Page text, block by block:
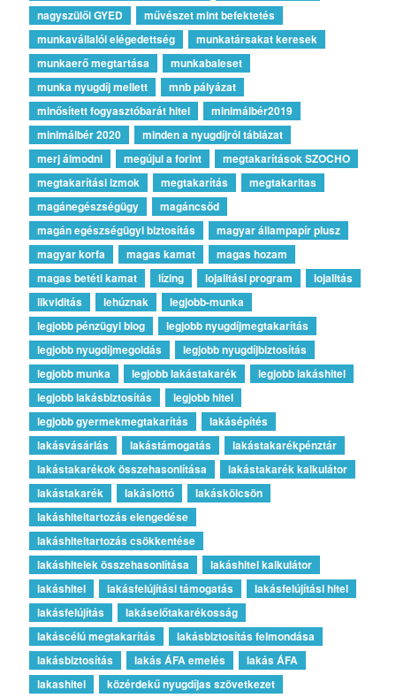
nagyszülői GYED
művészet mint befektetés
munkavállalói elégedettség
munkatársakat keresek
munkaerő megtartása
munkabaleset
munka nyugdíj mellett
mnb pályázat
minősített fogyasztóbarát hitel
minimálbér2019
minimálbér 2020
minden a nyugdíjról táblázat
merj álmodni
megújul a forint
megtakarítások SZOCHO
megtakarítási izmok
megtakarítás
megtakaritas
magánegészségügy
magáncsőd
magán egészségügyi biztosítás
magyar állampapír plusz
magyar korfa
magas kamat
magas hozam
magas betéti kamat
lízing lojalitási program
lojalitás
likviditás
lehúznak
legjobb-munka
legjobb pénzügyi blog
legjobb nyugdíjmegtakarítás
legjobb nyugdíjmegoldás
legjobb nyugdíjbiztosítás
legjobb munka
legjobb lakástakarék
legjobb lakáshitel
legjobb lakásbiztosítás
legjobb hitel
legjobb gyermekmegtakarítás
lakásépítés
lakásvásárlás
lakástámogatás
lakástakarékpénztár
lakástakarékok összehasonlítása
lakástakarék kalkulátor
lakástakarék
lakáslottó
lakáskölcsön
lakáshiteltartozás elengedése
lakáshiteltartozás csökkentése
lakáshitelek összehasonlítása
lakáshitel kalkulátor
lakáshitel
lakásfelújítási támogatás
lakásfelújítási hitel
lakásfelújítás
lakáselőtakarékosság
lakáscélú megtakarítás
lakásbiztosítás felmondása
lakásbiztosítás
lakás ÁFA emelés
lakás ÁFA
lakashitel
közérdekű nyugdíjas szövetkezet